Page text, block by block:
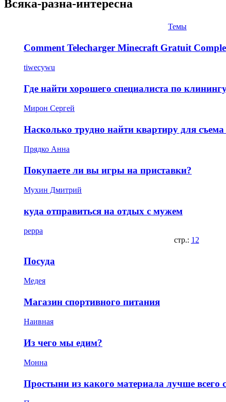
Всяка-разна-интересна
Темы
Comment Telecharger Minecraft Gratuit
tiwecywu
Где найти хорошего специалиста по
Мирон Сергей
Насколько трудно найти квартиру для
Прядко Анна
Покупаете ли вы игры на приставки?
Мухин Дмитрий
куда отправиться на отдых с мужем
peppa
стр.: 1 2
Посуда
Медея
Магазин спортивного питания
Наивная
Из чего мы едим?
Монна
Простыни из какого материала лучше всего